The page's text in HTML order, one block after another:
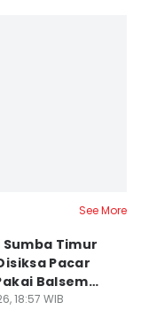
See More
Timur
Pacar
Balsem
18:57 WIB